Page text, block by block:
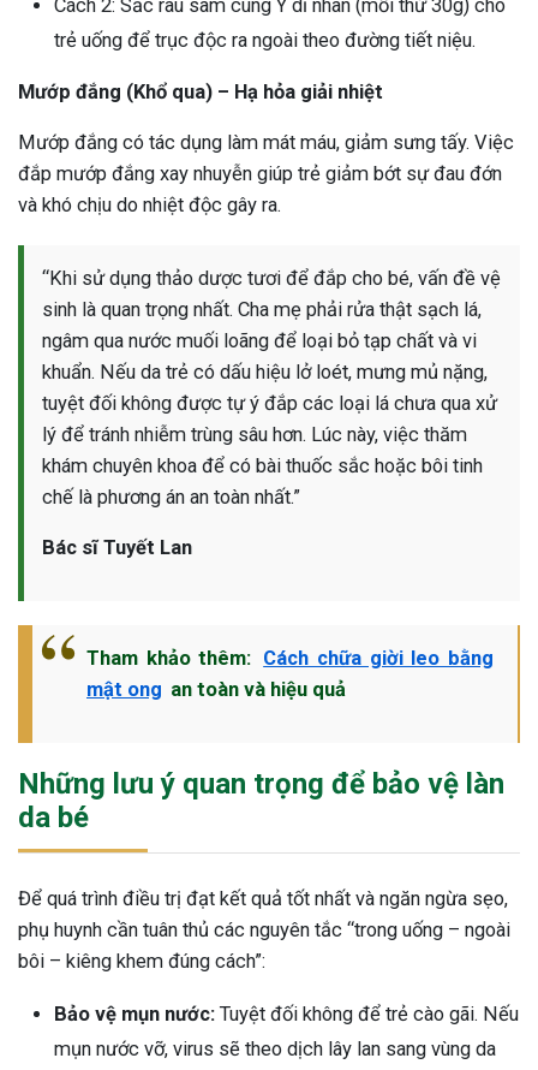
Cách 2: Sắc rau sam cùng Ý dĩ nhân (mỗi thứ 30g) cho
trẻ uống để trục độc ra ngoài theo đường tiết niệu.
Mướp đắng (Khổ qua) – Hạ hỏa giải nhiệt
Mướp đắng có tác dụng làm mát máu, giảm sưng tấy. Việc
đắp mướp đắng xay nhuyễn giúp trẻ giảm bớt sự đau đớn
và khó chịu do nhiệt độc gây ra.
“Khi sử dụng thảo dược tươi để đắp cho bé, vấn đề vệ
sinh là quan trọng nhất. Cha mẹ phải rửa thật sạch lá,
ngâm qua nước muối loãng để loại bỏ tạp chất và vi
khuẩn. Nếu da trẻ có dấu hiệu lở loét, mưng mủ nặng,
tuyệt đối không được tự ý đắp các loại lá chưa qua xử
lý để tránh nhiễm trùng sâu hơn. Lúc này, việc thăm
khám chuyên khoa để có bài thuốc sắc hoặc bôi tinh
chế là phương án an toàn nhất.”
Bác sĩ Tuyết Lan
Tham khảo thêm: Cách chữa giời leo bằng
mật ong an toàn và hiệu quả
Những lưu ý quan trọng để bảo vệ làn
da bé
Để quá trình điều trị đạt kết quả tốt nhất và ngăn ngừa sẹo,
phụ huynh cần tuân thủ các nguyên tắc “trong uống – ngoài
bôi – kiêng khem đúng cách”:
Bảo vệ mụn nước: Tuyệt đối không để trẻ cào gãi. Nếu
mụn nước vỡ, virus sẽ theo dịch lây lan sang vùng da